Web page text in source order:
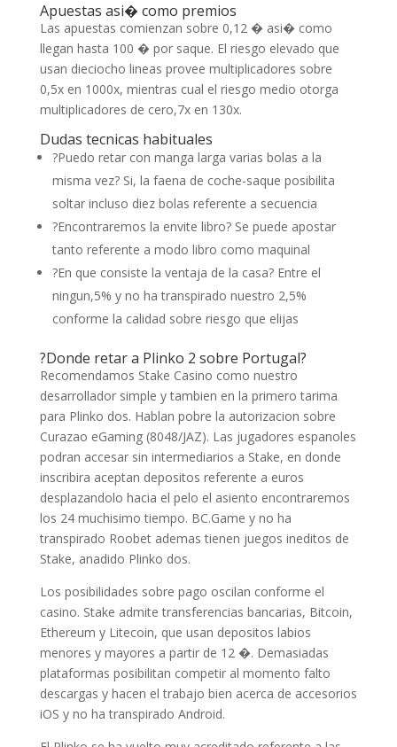
Apuestas asi� como premios
Las apuestas comienzan sobre 0,12 � asi� como
llegan hasta 100 � por saque. El riesgo elevado que
usan dieciocho lineas provee multiplicadores sobre
0,5x en 1000x, mientras cual el riesgo medio otorga
multiplicadores de cero,7x en 130x.
Dudas tecnicas habituales
?Puedo retar con manga larga varias bolas a la
misma vez? Si, la faena de coche-saque posibilita
soltar incluso diez bolas referente a secuencia
?Encontraremos la envite libro? Se puede apostar
tanto referente a modo libro como maquinal
?En que consiste la ventaja de la casa? Entre el
ningun,5% y no ha transpirado nuestro 2,5%
conforme la calidad sobre riesgo que elijas
?Donde retar a Plinko 2 sobre Portugal?
Recomendamos Stake Casino como nuestro
desarrollador simple y tambien en la primero tarima
para Plinko dos. Hablan pobre la autorizacion sobre
Curazao eGaming (8048/JAZ). Las jugadores espanoles
podran accesar sin intermediarios a Stake, en donde
inscribira aceptan depositos referente a euros
desplazandolo hacia el pelo el asiento encontraremos
los 24 muchisimo tiempo. BC.Game y no ha
transpirado Roobet ademas tienen juegos ineditos de
Stake, anadido Plinko dos.
Los posibilidades sobre pago oscilan conforme el
casino. Stake admite transferencias bancarias, Bitcoin,
Ethereum y Litecoin, que usan depositos labios
menores y mayores a partir de 12 �. Demasiadas
plataformas posibilitan competir al momento falto
descargas y hacen el trabajo bien acerca de accesorios
iOS y no ha transpirado Android.